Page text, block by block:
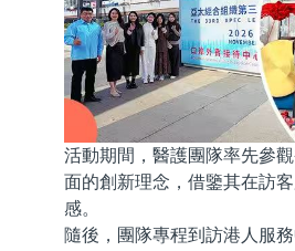
活動期間，醫護團隊率先參
面的創新理念，借鑒其在訪
感。
隨後，團隊專程到訪港人服